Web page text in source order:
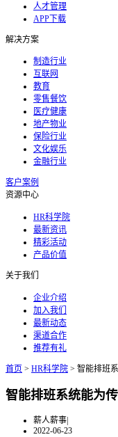
人才管理
APP下载
解决方案
制造行业
互联网
教育
零售餐饮
医疗健康
地产物业
保险行业
文化娱乐
金融行业
客户案例
资源中心
HR科学院
最新资讯
精彩活动
产品价值
关于我们
企业介绍
加入我们
最新动态
渠道合作
推荐有礼
首页 > HR科学院 > 智能排班
智能排班系统能为
薪人薪事|
2022-06-23